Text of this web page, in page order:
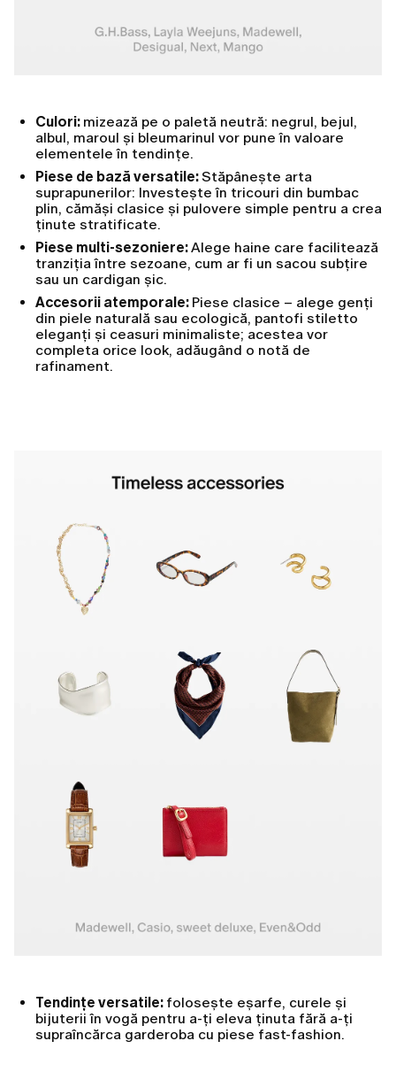
Culori: mizează pe o paletă neutră: negrul, bejul,
albul, maroul și bleumarinul vor pune în valoare
elementele în tendințe.
Piese de bază versatile:Stăpânește arta
suprapunerilor: Investește în tricouri din bumbac
plin, cămăși clasice și pulovere simple pentru a crea
ținute stratificate.
Piese multi-sezoniere:Alege haine care facilitează
tranziția între sezoane, cum ar fi un sacou subțire
sau un cardigan șic.
Accesorii atemporale: Piese clasice – alege genți
din piele naturală sau ecologică, pantofi stiletto
eleganți și ceasuri minimaliste; acestea vor
completa orice look, adăugând o notă de
rafinament.
Tendințe versatile: folosește eșarfe, curele și
bijuterii în vogă pentru a-ți eleva ținuta fără a-ți
supraîncărca garderoba cu piese fast-fashion.